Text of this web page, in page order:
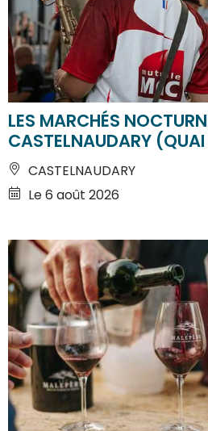
LES MARCHÉS
CASTELNAUDARY
CASTELNAUDARY
Le 6 août 2026